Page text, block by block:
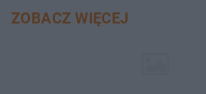
ZOBACZ WIĘCEJ